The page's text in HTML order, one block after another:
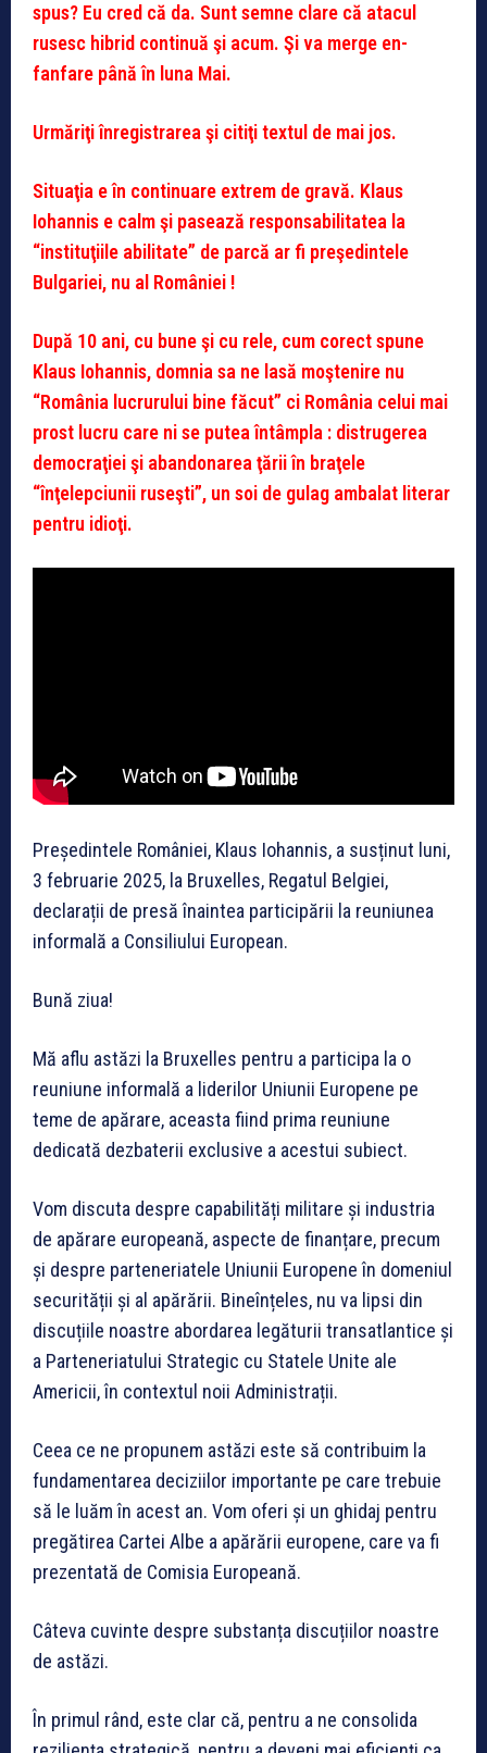
spus? Eu cred că da. Sunt semne clare că atacul
rusesc hibrid continuă şi acum. Şi va merge en-
fanfare până în luna Mai.
Urmăriţi înregistrarea şi citiţi textul de mai jos.
Situaţia e în continuare extrem de gravă. Klaus
Iohannis e calm şi pasează responsabilitatea la
“instituţiile abilitate” de parcă ar fi preşedintele
Bulgariei, nu al României !
După 10 ani, cu bune şi cu rele, cum corect spune
Klaus Iohannis, domnia sa ne lasă moştenire nu
“România lucrurului bine făcut” ci România celui mai
prost lucru care ni se putea întâmpla : distrugerea
democraţiei şi abandonarea ţării în braţele
“înţelepciunii ruseşti”, un soi de gulag ambalat literar
pentru idioţi.
Președintele României, Klaus Iohannis, a susținut luni,
3 februarie 2025, la Bruxelles, Regatul Belgiei,
declarații de presă înaintea participării la reuniunea
informală a Consiliului European.
Bună ziua!
Mă aflu astăzi la Bruxelles pentru a participa la o
reuniune informală a liderilor Uniunii Europene pe
teme de apărare, aceasta fiind prima reuniune
dedicată dezbaterii exclusive a acestui subiect.
Vom discuta despre capabilități militare și industria
de apărare europeană, aspecte de finanțare, precum
și despre parteneriatele Uniunii Europene în domeniul
securității și al apărării. Bineînțeles, nu va lipsi din
discuțiile noastre abordarea legăturii transatlantice și
a Parteneriatului Strategic cu Statele Unite ale
Americii, în contextul noii Administrații.
Ceea ce ne propunem astăzi este să contribuim la
fundamentarea deciziilor importante pe care trebuie
să le luăm în acest an. Vom oferi și un ghidaj pentru
pregătirea Cartei Albe a apărării europene, care va fi
prezentată de Comisia Europeană.
Câteva cuvinte despre substanța discuțiilor noastre
de astăzi.
În primul rând, este clar că, pentru a ne consolida